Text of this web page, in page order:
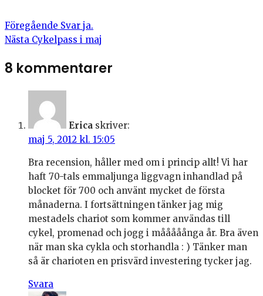
Föregående Svar ja.
Nästa Cykelpass i maj
8 kommentarer
Erica skriver:
maj 5, 2012 kl. 15:05
Bra recension, håller med om i princip allt! Vi har
haft 70-tals emmaljunga liggvagn inhandlad på
blocket för 700 och använt mycket de första
månaderna. I fortsättningen tänker jag mig
mestadels chariot som kommer användas till
cykel, promenad och jogg i mååååånga år. Bra även
när man ska cykla och storhandla : ) Tänker man
så är charioten en prisvärd investering tycker jag.
Svara